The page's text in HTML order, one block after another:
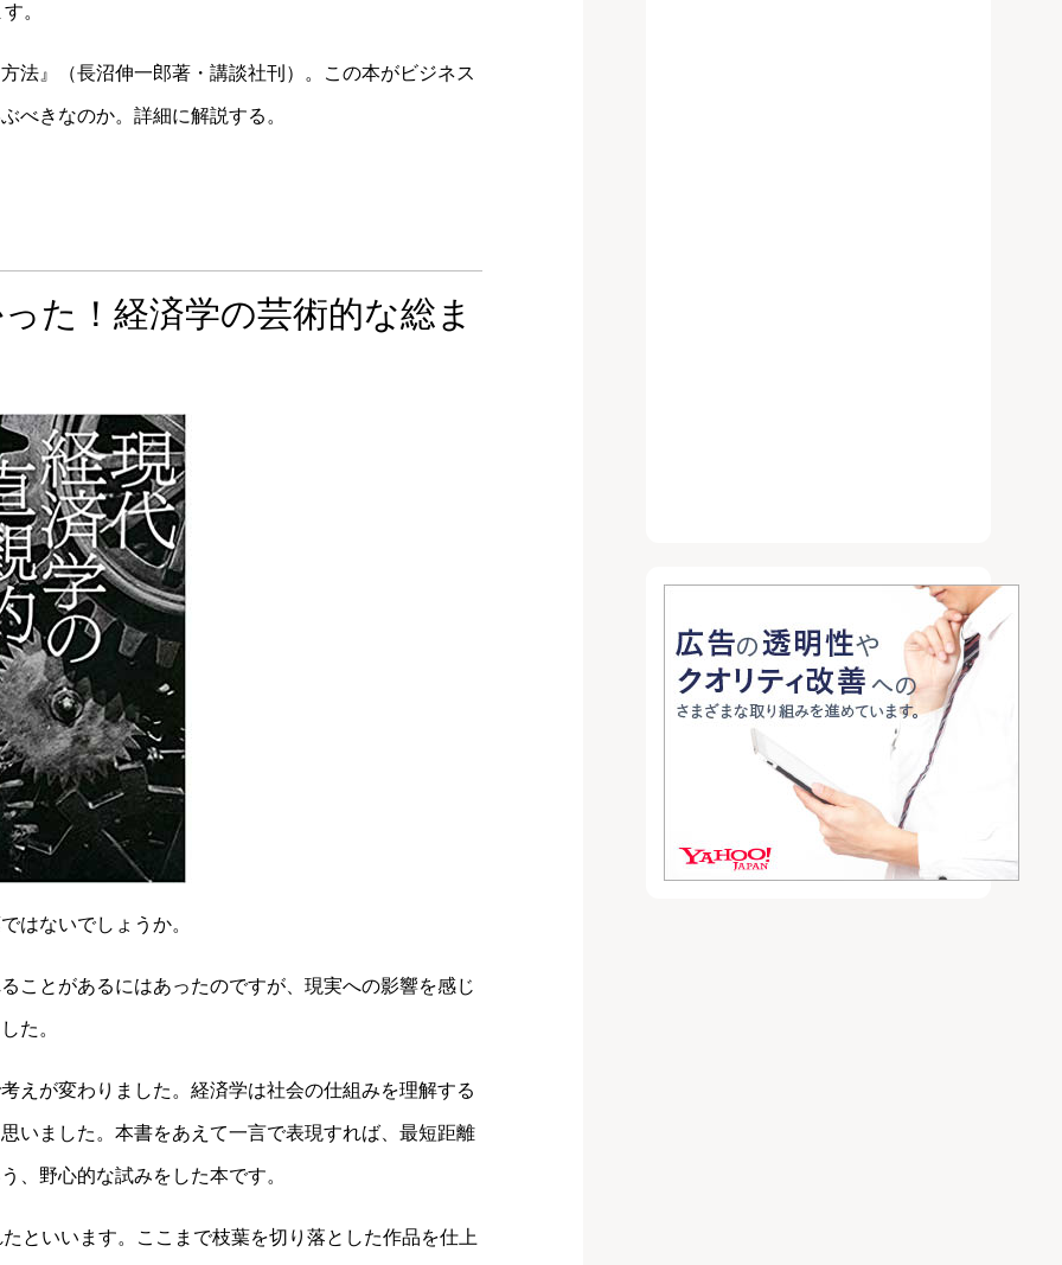
。
法』（長沼伸一郎著・講談社刊）。この本がビジネス
べきなのか。詳細に解説する。
た！経済学の芸術的な総ま
はないでしょうか。
ことがあるにはあったのですが、現実への影響を感じ
た。
えが変わりました。経済学は社会の仕組みを理解する
いました。本書をあえて一言で表現すれば、最短距離
、野心的な試みをした本です。
といいます。ここまで枝葉を切り落とした作品を仕上